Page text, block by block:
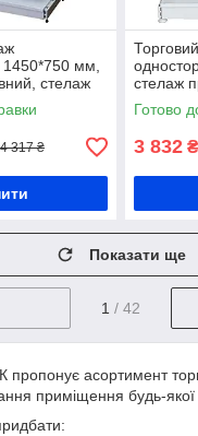
1450*750 мм,
стелаж
для
4 317 ₴
стелаж
під
Готово
3 832 ₴
Показати ще
1 / 42
пропонує асортимент
приміщення будь-якої